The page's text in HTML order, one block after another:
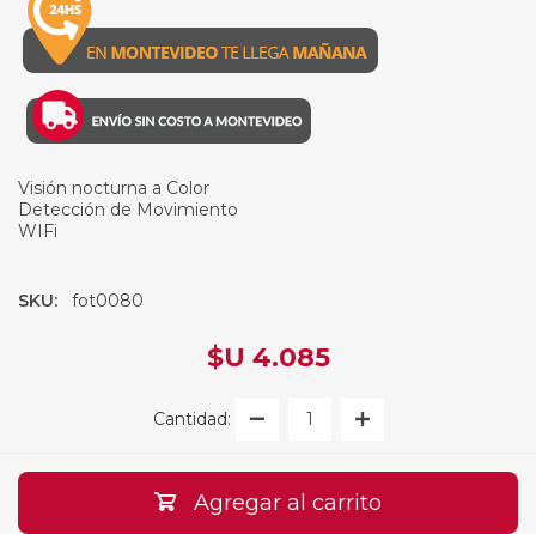
Visión nocturna a Color
Detección de Movimiento
WIFi
SKU: fot0080
$U 4.085
Cantidad:
Agregar al carrito